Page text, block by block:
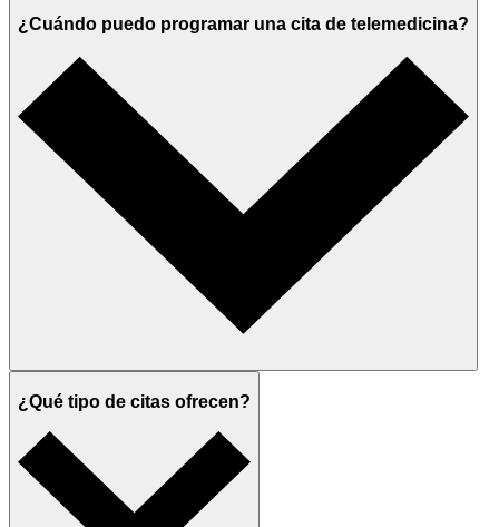
¿Cuándo puedo programar una cita de telemedicina?
¿Qué tipo de citas ofrecen?